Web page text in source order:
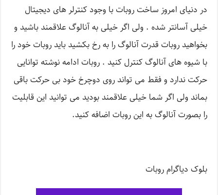
در دنیای امروز ساخت روبات با وجود کنترلر های دیجیتال
خیلی آسانتر شده . ولی اگر خیلی به آنالوگ علاقمند باشید و
بخواهید روبات قدرت آنالوگ را به رخ بکشید باید روبات خود را
با شیوه های آنالوگ کنترل کنید . روبات ادامه نوشته توانایی
حرکت ندارد و فقط می تواند روی دوچرخ خود بی حرکت باقی
بماند ولی اگر شما خیلی علاقمند بودید می توانید این قابلیت
را بصورت آنالوگ به این روبات اضافه کنید.
بلوک دیاگرام روبات